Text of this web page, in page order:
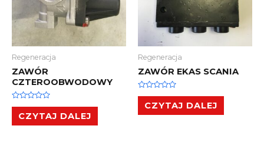
Regeneracja
ZAWÓR
CZTEROOBWODOWY
Oceniono
na
5
CZYTAJ DALEJ
Regeneracja
ZAWÓR EKAS SCANIA
Oceniono
na
5
CZYTAJ DALEJ